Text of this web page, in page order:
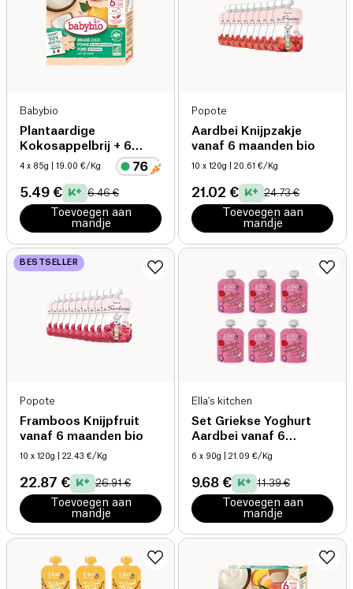
Babybio
Plantaardige
Kokosappelbrij + 6
maanden bio
4 x 85g | 19.00 €/Kg
5.49 € 6.46 €
Toevoegen aan
mandje
Popote
Aardbei Knijpzakje
vanaf 6 maanden bio
10 x 120g | 20.61 €/Kg
21.02 € 24.73 €
Toevoegen aan
mandje
BESTSELLER
Popote
Framboos Knijpfruit
vanaf 6 maanden bio
10 x 120g | 22.43 €/Kg
22.87 € 26.91 €
Toevoegen aan
mandje
Ella's kitchen
Set Griekse Yoghurt
Aardbei vanaf 6
maanden bio
6 x 90g | 21.09 €/Kg
9.68 € 11.39 €
Toevoegen aan
mandje